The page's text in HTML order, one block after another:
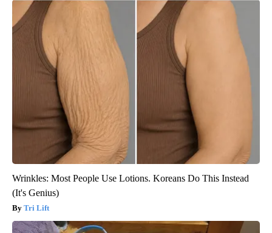
Wrinkles: Most People Use Lotions. Koreans Do This Instead
(It's Genius)
Tri Lift